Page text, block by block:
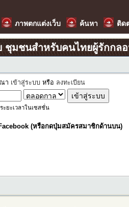
ภาพตกแต่งเว็บ ค้นหา ติด
ชุมชนสำหรับคนไทยผู้รักกล
า เข้าสู่ระบบ หรือ ลงทะเบียน
ะยะเวลาในเซสชั่น
(หรือกดปุ่มสมัครสมาชิกด้านบน)